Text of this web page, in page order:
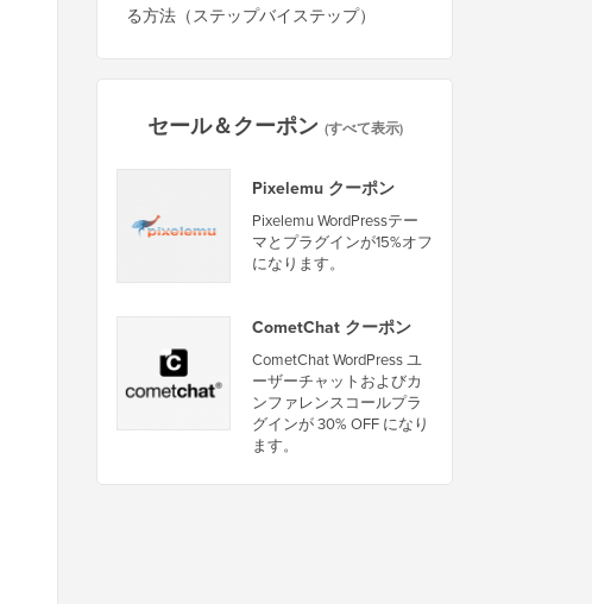
る方法（ステップバイステップ）
セール＆クーポン (すべて表示)
Pixelemu クーポン
Pixelemu WordPressテー
マとプラグインが15%オフ
になります。
CometChat クーポン
CometChat WordPress ユ
ーザーチャットおよびカ
ンファレンスコールプラ
グインが 30% OFF になり
ます。